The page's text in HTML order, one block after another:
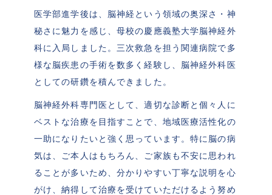
医学部進学後は、脳神経という領域の奥深さ・神
秘さに魅力を感じ、母校の慶應義塾大学脳神経外
科に入局しました。三次救急を担う関連病院で多
様な脳疾患の手術を数多く経験し、脳神経外科医
としての研鑽を積んできました。
脳神経外科専門医として、適切な診断と個々人に
ベストな治療を目指すことで、地域医療活性化の
一助になりたいと強く思っています。特に脳の病
気は、ご本人はもちろん、ご家族も不安に思われ
ることが多いため、分かりやすい丁寧な説明を心
がけ、納得して治療を受けていただけるよう努め